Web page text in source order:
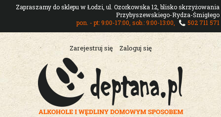
Zapraszamy do sklepu w Łodzi, ul. Ozorkowska 12, blisko skrzyżowania
Przybyszewskiego-Rydza-Śmigłego
pon. - pt: 9:00-17:00, sob.: 9:00-13:00,
502 711 571
Zarejestruj się Zaloguj się